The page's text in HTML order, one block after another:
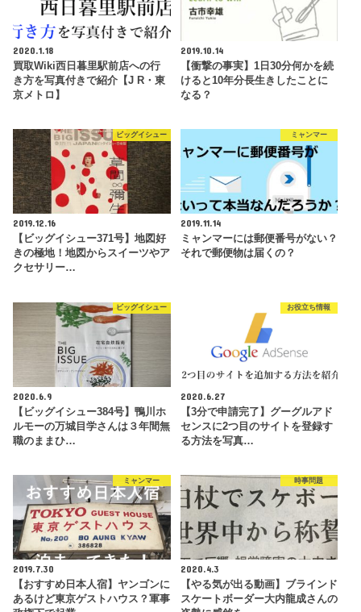
2020.1.18
買取Wiki西日暮里駅前店への行
き方を写真付きで紹介【J R・東
京メトロ】
2019.10.14
【衝撃の事実】1日30分何かを続
けると10年分長生きしたことに
なる？
ビッグイシュー
2019.12.16
【ビッグイシュー371号】地図好
きの極地！地図からスイーツやア
クセサリー…
ミャンマー
2019.11.14
ミャンマーには郵便番号がない？
それで郵便物は届くの？
ビッグイシュー
2020.6.9
【ビッグイシュー384号】鴨川ホ
ルモーの万城目学さんは３年間無
職のままひ…
お役立ち情報
2020.6.27
【3分で申請完了】グーグルアド
センスに2つ目のサイトを登録す
る方法を写真…
ミャンマー
2019.7.30
【おすすめ日本人宿】ヤンゴンに
あるけど東京ゲストハウス？軍事
時事問題
2020.4.3
【やる気が出る動画】ブラインド
スケートボーダー大内龍成さんの